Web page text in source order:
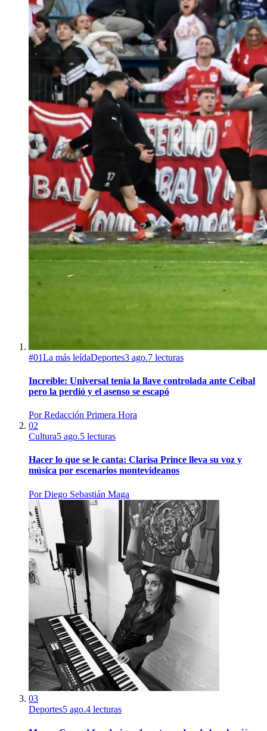
#01La más leídaDeportes3 ago.7 lecturas
Increíble: Universal tenía la llave controlada ante Ceibal
pero la perdió y el asenso se escapó
PorRedacción Primera Hora
02
Cultura5 ago.5 lecturas
Hacer lo que se le canta: Clarisa Prince lleva su voz y
música por escenarios montevideanos
PorDiego Sebastián Maga
03
Deportes5 ago.4 lecturas